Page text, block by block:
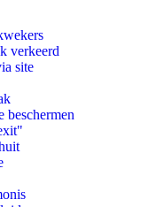
verkeerd
site